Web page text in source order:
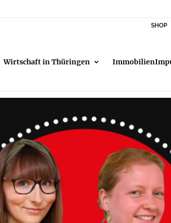
SHOP
Wirtschaft in Thüringen